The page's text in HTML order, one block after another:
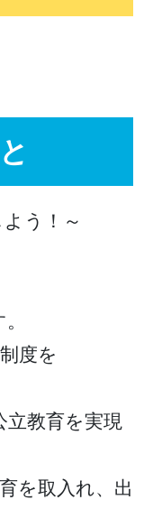
う！～
度を
立教育を実現
を取入れ、出